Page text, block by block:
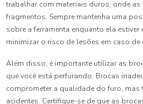
trabalhar com materiais duros, onde
fragmentos. Sempre mantenha uma
sobre a ferramenta enquanto ela
minimizar o risco de lesões em caso de
Além disso, é importante utilizar as
que você está perfurando. Brocas
comprometer a qualidade do furo, mas
acidentes. Certifique-se de que as